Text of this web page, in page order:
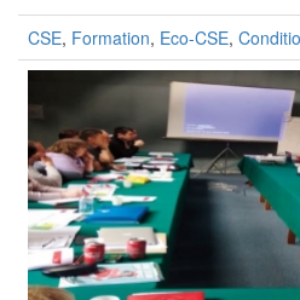
CSE, Formation, Eco-CSE,